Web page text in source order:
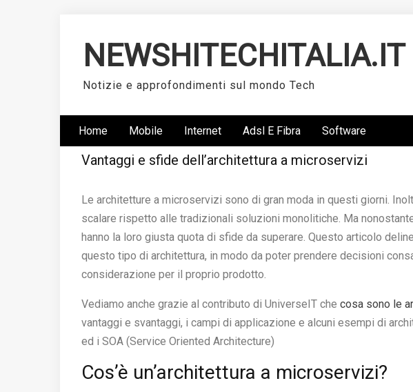
content
NEWSHITECHITALIA.IT
Notizie e approfondimenti sul mondo Tech
Home Mobile Internet Adsl E Fibra Software
Vantaggi e sfide dell’architettura a microservizi
Le architetture a microservizi sono di gran moda in questi giorni.
scalare rispetto alle tradizionali soluzioni monolitiche. Ma
hanno la loro giusta quota di sfide da superare. Questo articolo
questo tipo di architettura, in modo da poter prendere decisioni
considerazione per il proprio prodotto.
Vediamo anche grazie al contributo di UniverseIT che cosa sono le
vantaggi e svantaggi, i campi di applicazione e alcuni esempi di
ed i SOA (Service Oriented Architecture)
Cos’è un’architettura a microservizi?